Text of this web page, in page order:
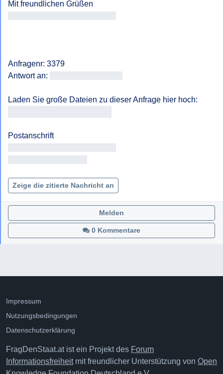
Anfragenr: 3379
Antwort an:
Zeige die zitierte Nachricht an
0 Kommentare
Melden
Impressum
Nutzungsbedingungen
Datenschutzerklärung
FragDenStaat.at ist ein Projekt des Forum
Informationsfreiheitmit freundlicher Unterstützung von Open